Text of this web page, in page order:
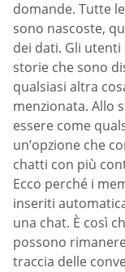
domande. Tutte
sono nascoste,
dei dati. Gli
storie che sono
qualsiasi altra
menzionata. Allo
essere come
un’opzione che
chatti con più
Ecco perché i
inseriti
una chat. È così
possono
traccia delle